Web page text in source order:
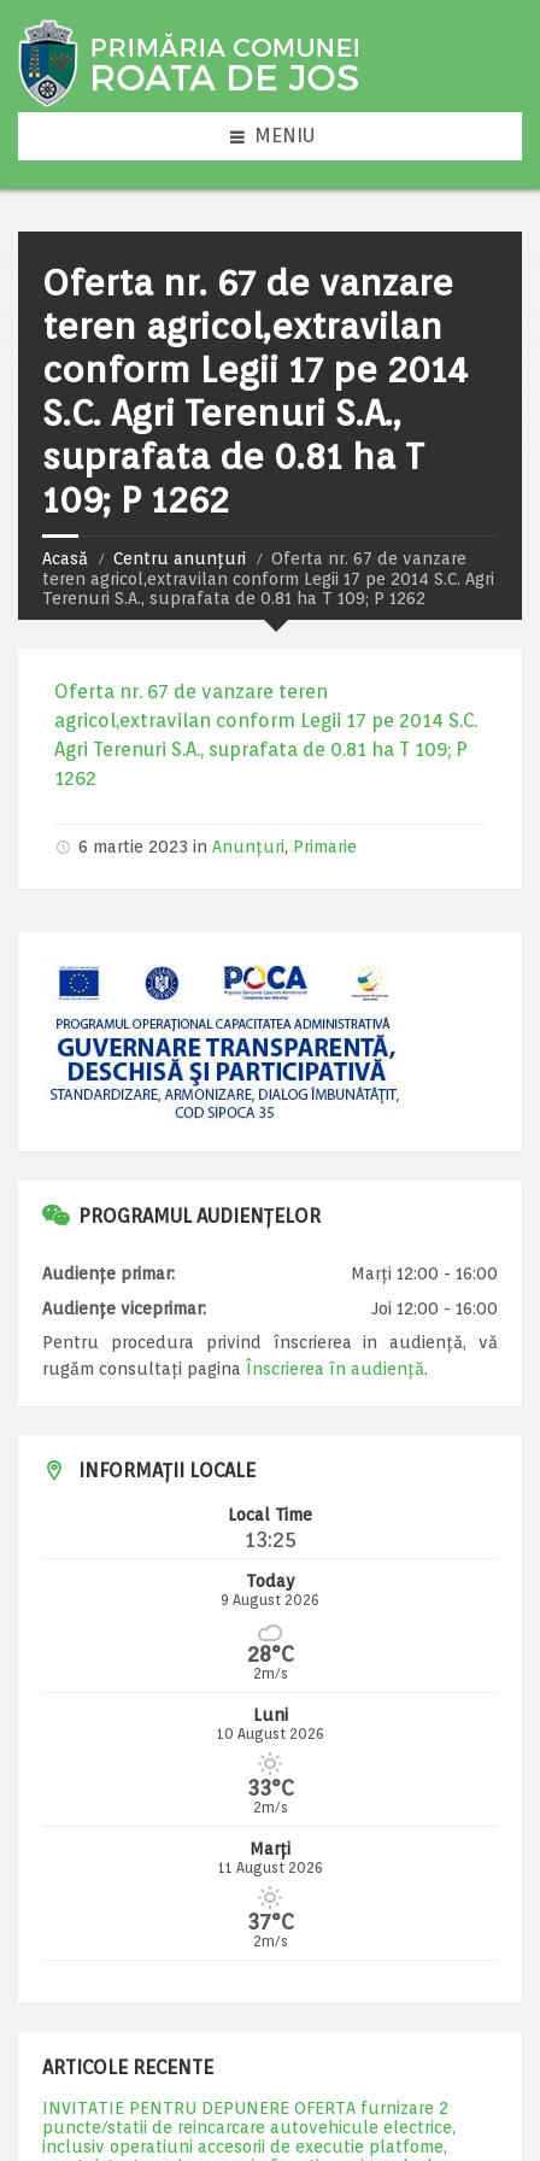
MENIU
Oferta nr. 67 de vanzare
teren agricol,extravilan
conform Legii 17 pe 2014
S.C. Agri Terenuri S.A.,
suprafata de 0.81 ha T
109; P 1262
Acasă Centru anunțuri
Oferta nr. 67 de vanzare
teren agricol,extravilan conform Legii 17 pe 2014 S.C. Agri
Terenuri S.A., suprafata de 0.81 ha T 109; P 1262
Oferta nr. 67 de vanzare teren
agricol,extravilan conform Legii 17 pe 2014 S.C.
Agri Terenuri S.A., suprafata de 0.81 ha T 109; P
1262
6 martie 2023 in Anunțuri, Primarie
PROGRAMUL AUDIENȚELOR
Audiențe primar:
Marți 12:00 - 16:00
Audiențe viceprimar:
Joi 12:00 - 16:00
Pentru procedura privind înscrierea in audiență, vă
rugăm consultați pagina Înscrierea în audiență.
INFORMAȚII LOCALE
Local Time
13:25
Today
9 August 2026
28°C
2m/s
Luni
10 August 2026
33°C
2m/s
Marți
11 August 2026
37°C
2m/s
ARTICOLE RECENTE
INVITATIE PENTRU DEPUNERE OFERTA furnizare 2
puncte/statii de reincarcare autovehicule electrice,
inclusiv operatiuni accesorii de executie platfome,